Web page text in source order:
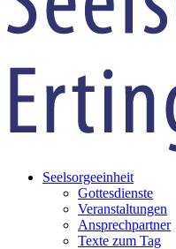
Seelsorgeeinheit
Gottesdienste
Veranstaltungen
Ansprechpartner
Texte zum Tag